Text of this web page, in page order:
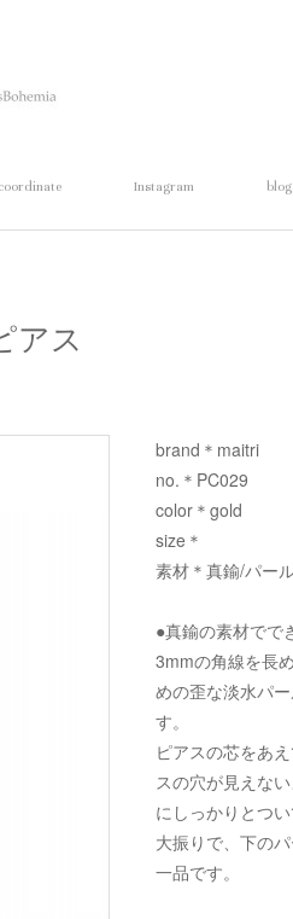
coordinate Instagram blog
アス
brand＊maitri
no.＊PC029
color＊gold
size＊
素材＊真鍮/パー
●真鍮の素材でで
3mmの角線を長
めの歪な淡水パ
す。
ピアスの芯をあ
スの穴が見えな
にしっかりとつ
大振りで、下の
一品です。